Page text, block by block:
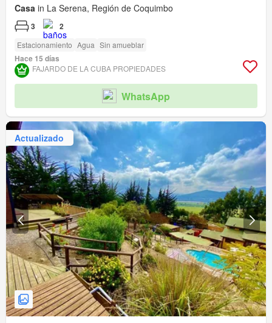
Casa in La Serena, Región de Coquimbo
3 2
Estacionamiento Agua Sin amueblar
Hace 15 días
FAJARDO DE LA CUBA PROPIEDADES
WhatsApp
Actualizado